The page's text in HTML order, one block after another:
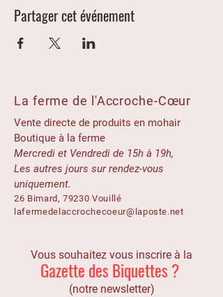
Partager cet événement
La ferme de l'Accroche-Cœur
Vente directe de produits en mohair
Boutique à la ferme
Mercredi et Vendredi de 15h à 19h,
Les autres jours sur rendez-vous
uniquement.
26 Bimard, 79230 Vouillé
lafermedelaccrochecoeur@laposte.net
Vous souhaitez vous inscrire à la
Gazette des Biquettes ?
(notre newsletter)